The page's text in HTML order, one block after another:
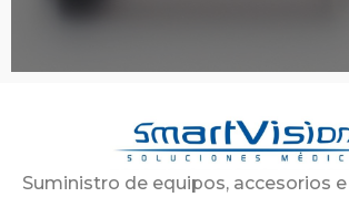
Suministro de equipos, accesorios